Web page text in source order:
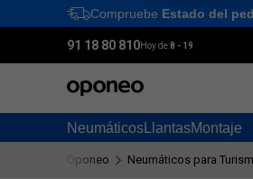
Ctrl
Compruebe Estado del
91 18 80 810Hoy de:8 - 19
Neumáticos LlantasMontaje
Oponeo Neumáticos para